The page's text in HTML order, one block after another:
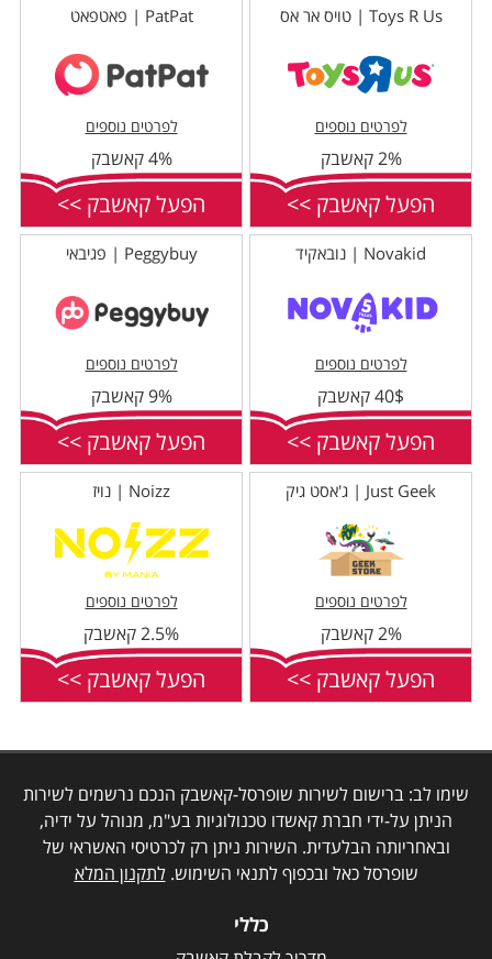
Toys R Us | טויס אר אס
לפרטים נוספים
2% קאשבק
הפעל קאשבק >>
PatPat | פאטפאט
לפרטים נוספים
4% קאשבק
הפעל קאשבק >>
Novakid | נובאקיד
לפרטים נוספים
40$ קאשבק
הפעל קאשבק >>
Peggybuy | פגיבאי
לפרטים נוספים
9% קאשבק
הפעל קאשבק >>
Just Geek | ג'אסט גיק
לפרטים נוספים
2% קאשבק
הפעל קאשבק >>
Noizz | נויז
לפרטים נוספים
2.5% קאשבק
הפעל קאשבק >>
שימו לב: ברישום לשירות שופרסל-קאשבק הנכם נרשמים לשירות
הניתן על-ידי חברת קאשדו טכנולוגיות בע"מ, מנוהל על ידיה,
ובאחריותה הבלעדית. השירות ניתן רק לכרטיסי האשראי של
שופרסל כאל ובכפוף לתנאי השימוש.לתקנון המלא
כללי